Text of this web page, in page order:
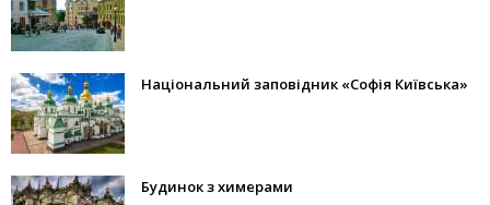
Національний заповідник «Софія Київська»
Будинок з химерами